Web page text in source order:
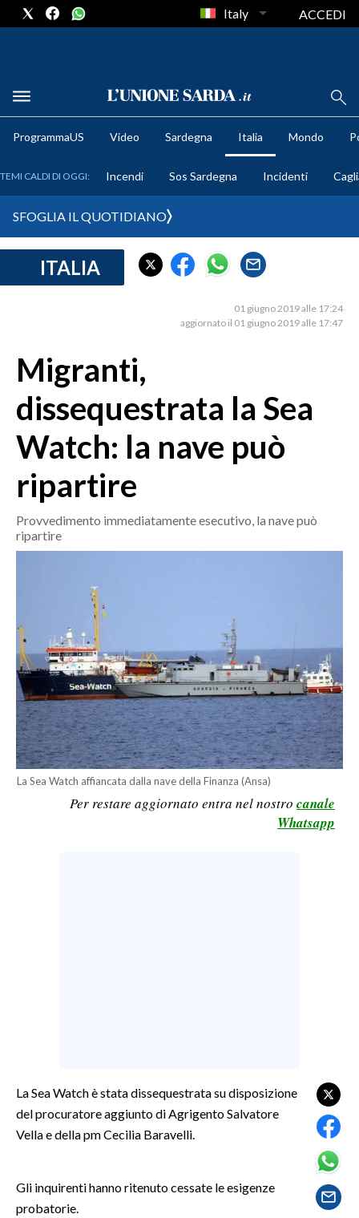
METEO
CRONACA SARDEGNA
MEDIO CAMPIDANO
ORISTANO E PROVINCIA
SASSARI E PROVINCIA
GALLURA
NUORO E PROVINCIA
OGLIASTRA
CRONACA
POLITICA
ECONOMIA
SERVIZI ALLE IMPRESE
LAVORO
BANDI
SPORT IN SARDEGNA
SPETTACOLI
SALUTE
Italy ACCEDI
ProgrammaUS Video Sardegna Italia Mondo
TEMI CALDI DI OGGI: Incendi Sos Sardegna Incidenti
SFOGLIA IL QUOTIDIANO
ITALIA
01 giugno 2019 alle 17:24
aggiornato il 01 giugno 2019 alle 17:47
Migranti,
dissequestrata la Sea
Watch: la nave può
ripartire
Provvedimento immediatamente esecutivo, la nave può
ripartire
La Sea Watch affiancata dalla nave della Finanza (Ansa)
Per restare aggiornato entra nel nostro canale
Whatsapp
La Sea Watch è stata dissequestrata su disposizione
del procuratore aggiunto di Agrigento Salvatore
Vella e della pm Cecilia Baravelli.
Gli inquirenti hanno ritenuto cessate le esigenze
probatorie.